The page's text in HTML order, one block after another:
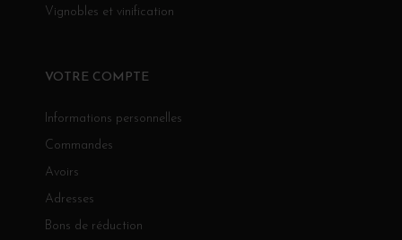
Vignobles et vinification
VOTRE COMPTE
Informations personnelles
Commandes
Avoirs
Adresses
Bons de réduction